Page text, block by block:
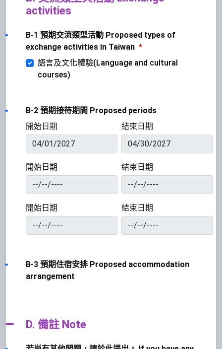
activities
B-1 預期交流類型活動 Proposed types of
exchange activities in Taiwan *
語言及文化體驗(Language and cultural
courses)
B-2 預期接待期間 Proposed periods
開始日期
結束日期
開始日期 結束日期
開始日期 結束日期
B-3 預期住宿安排 Proposed accommodation
arrangement
D. 備註 Note